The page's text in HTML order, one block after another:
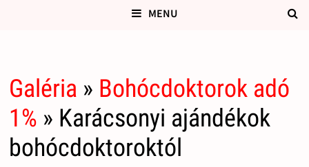
MENU
Galéria » Bohócdoktorok adó
1% » Karácsonyi ajándékok
bohócdoktoroktól